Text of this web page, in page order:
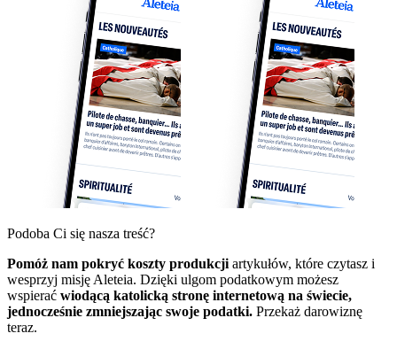
Podoba Ci się nasza treść?
Pomóż nam pokryć koszty produkcji artykułów, które czytasz i
wesprzyj misję Aleteia. Dzięki ulgom podatkowym możesz
wspierać wiodącą katolicką stronę internetową na świecie,
jednocześnie zmniejszając swoje podatki. Przekaż darowiznę
teraz.